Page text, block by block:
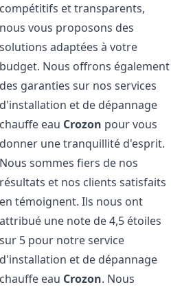
compétitifs et transparents,
nous vous proposons des
solutions adaptées à votre
budget. Nous offrons également
des garanties sur nos services
d'installation et de dépannage
chauffe eau Crozon pour vous
donner une tranquillité d'esprit.
Nous sommes fiers de nos
résultats et nos clients satisfaits
en témoignent. Ils nous ont
attribué une note de 4,5 étoiles
sur 5 pour notre service
d'installation et de dépannage
chauffe eau Crozon. Nous